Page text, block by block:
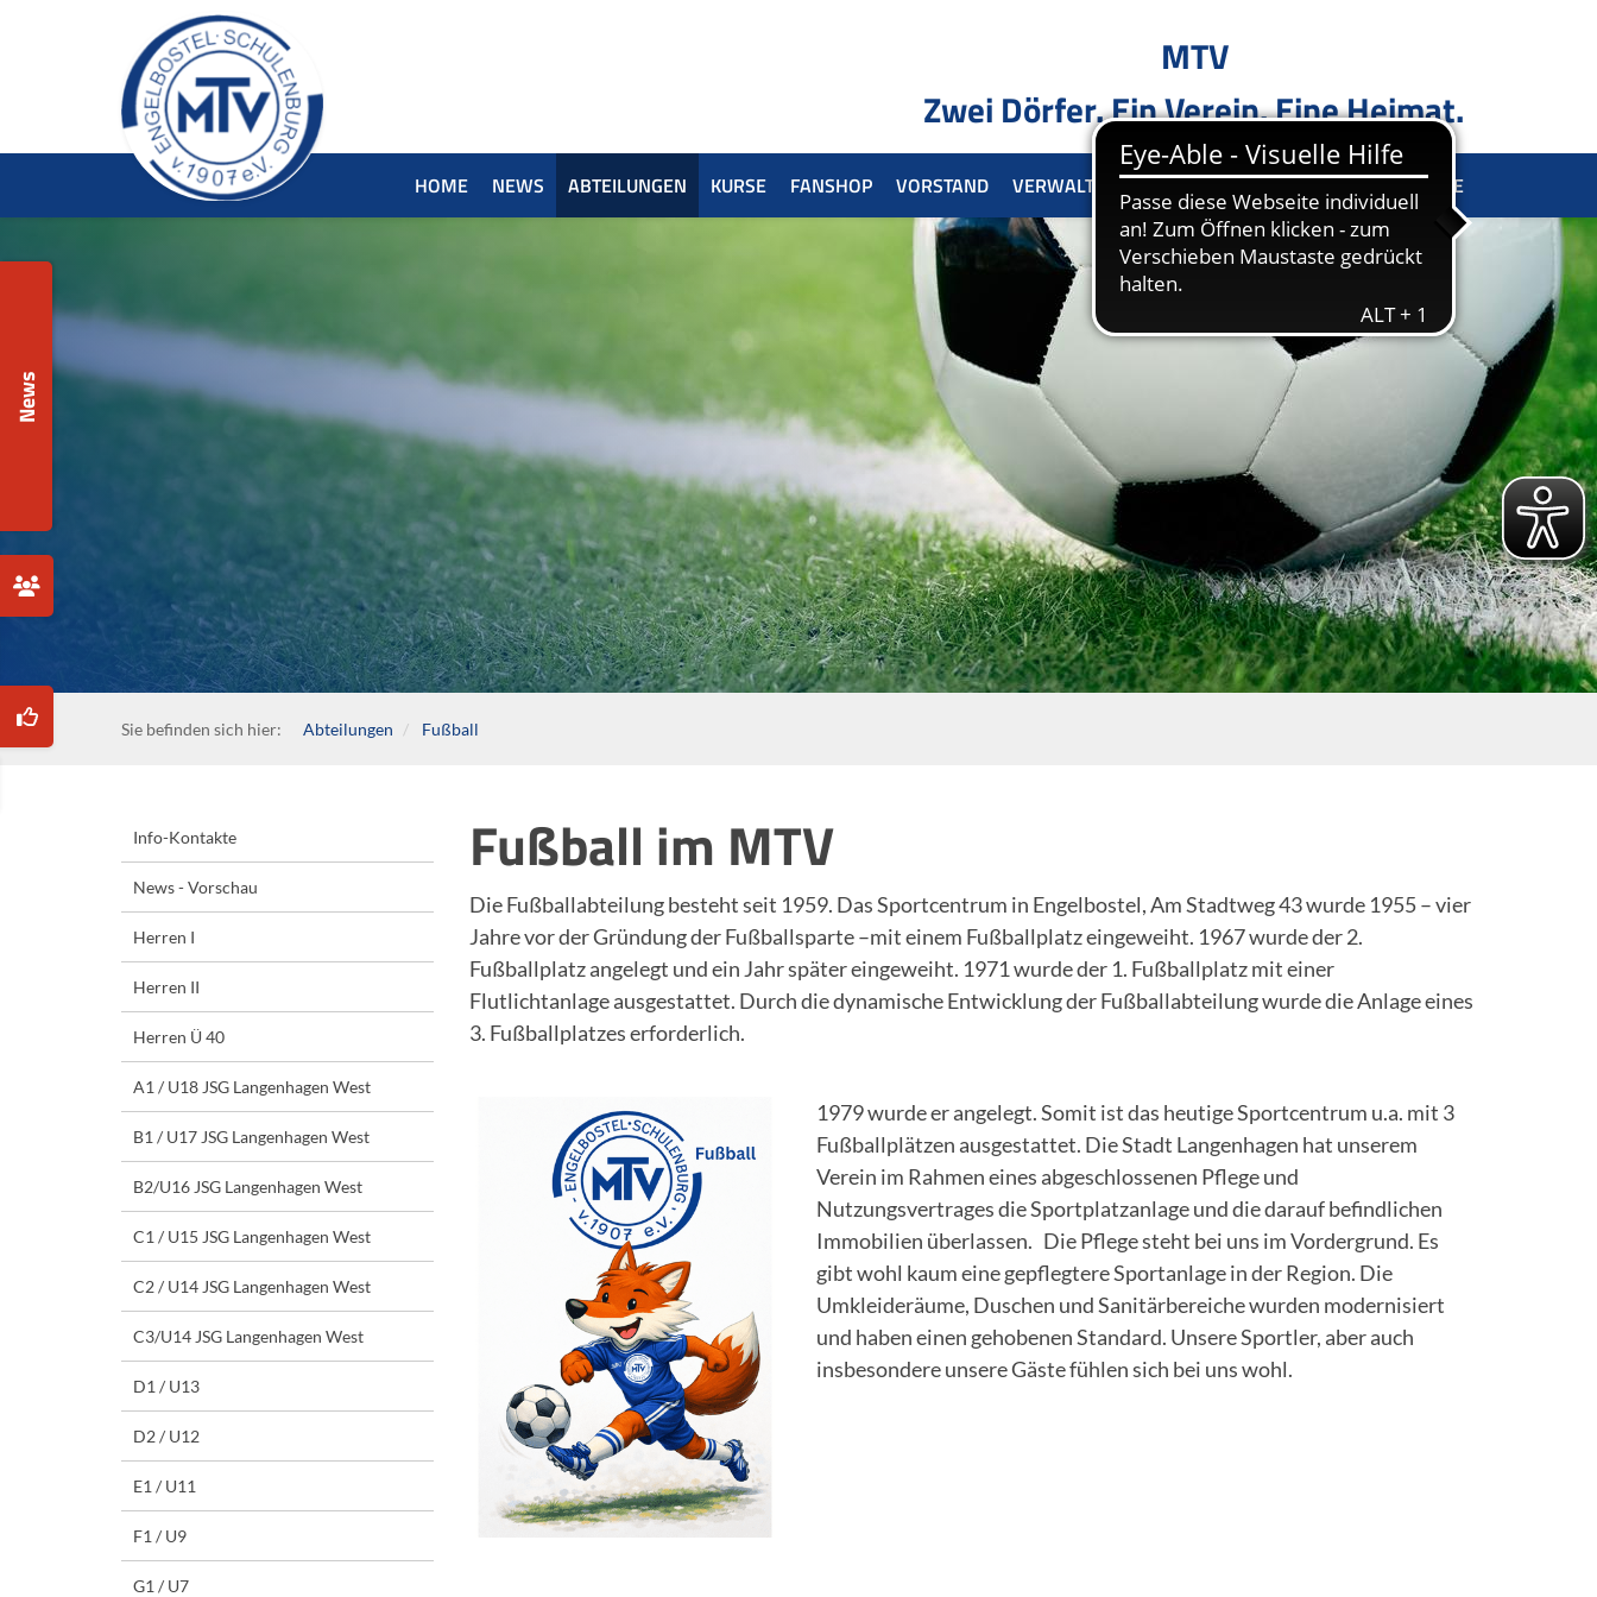
News
MTV
Zwei Dörfer. Ein Verein. Eine Heimat.
HOME NEWS ABTEILUNGEN KURSE FANSHOP VORSTAND VERWALTUNG SPONSOREN KONTAKT TERMINE
Sie befinden sich hier: Abteilungen Fußball
Fußball im MTV
Die Fußballabteilung besteht seit 1959. Das Sportcentrum in Engelbostel, Am Stadtweg 43 wurde 1955 – vier
Jahre vor der Gründung der Fußballsparte –mit einem Fußballplatz eingeweiht. 1967 wurde der 2.
Fußballplatz angelegt und ein Jahr später eingeweiht. 1971 wurde der 1. Fußballplatz mit einer
Flutlichtanlage ausgestattet. Durch die dynamische Entwicklung der Fußballabteilung wurde die Anlage eines
3. Fußballplatzes erforderlich.
1979 wurde er angelegt. Somit ist das heutige Sportcentrum u.a. mit 3
Fußballplätzen ausgestattet. Die Stadt Langenhagen hat unserem
Verein im Rahmen eines abgeschlossenen Pflege und
Nutzungsvertrages die Sportplatzanlage und die darauf befindlichen
Immobilien überlassen. Die Pflege steht bei uns im Vordergrund. Es
gibt wohl kaum eine gepflegtere Sportanlage in der Region. Die
Umkleideräume, Duschen und Sanitärbereiche wurden modernisiert
und haben einen gehobenen Standard. Unsere Sportler, aber auch
insbesondere unsere Gäste fühlen sich bei uns wohl.
Info-Kontakte
News - Vorschau
Herren I
Herren II
Herren Ü 40
A1 / U18 JSG Langenhagen West
B1 / U17 JSG Langenhagen West
B2/U16 JSG Langenhagen West
C1 / U15 JSG Langenhagen West
C2 / U14 JSG Langenhagen West
C3/U14 JSG Langenhagen West
D1 / U13
D2 / U12
E1 / U11
F1 / U9
G1 / U7